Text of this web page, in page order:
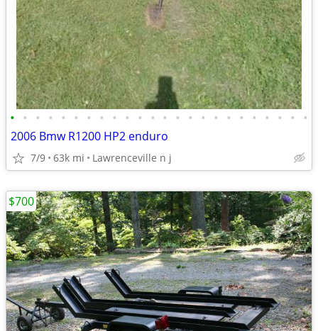
• • • • • • • • • • • • • • • • • • • • • • • •
2006 Bmw R1200 HP2 enduro
7/9 63k mi Lawrenceville n j
$700